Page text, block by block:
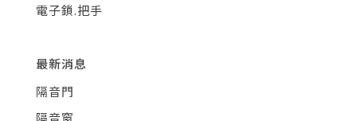
電子鎖.把手
最新消息
隔音門
隔音窗